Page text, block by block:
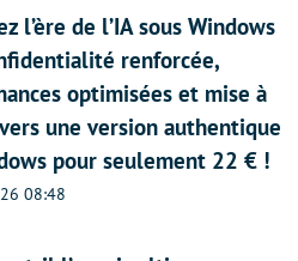
l’ère de l’IA sous Windows
renforcée,
optimisées et mise à
une version authentique
pour seulement 22 € !
08:48